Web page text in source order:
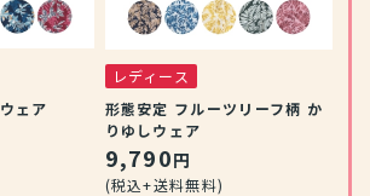
ェア
レディース
形態安定 フルーツリーフ柄 か
りゆしウェア
9,790円
(税込+送料無料)